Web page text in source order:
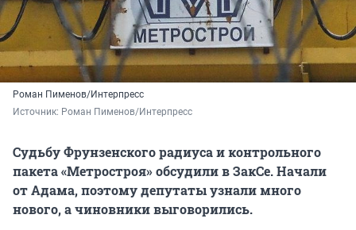
Роман Пименов/Интерпресс
Источник: Роман Пименов/Интерпресс
Судьбу Фрунзенского радиуса и контрольного
пакета «Метростроя» обсудили в ЗакСе. Начали
от Адама, поэтому депутаты узнали много
нового, а чиновники выговорились.